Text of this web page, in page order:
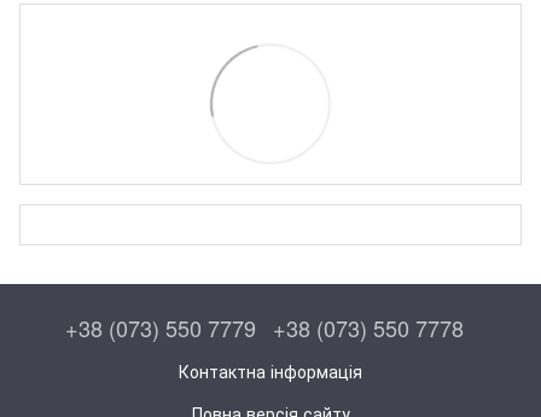
+38 (073) 550 7779 +38 (073) 550 7778
Контактна інформація